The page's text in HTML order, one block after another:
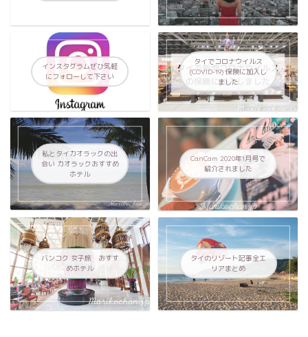
インスタグラムぜひ気軽
にフォローして下さい
タイでコロナウイルス
(COVID-19) 保険に加入し
ました
私とタイカオラックの出
会い カオラックおすすめ
ホテル
CanCam 2020年1月号で
紹介されました
バンコク 女子旅 おすす
めホテル
タイのリゾート記事全エ
リアまとめ